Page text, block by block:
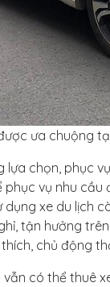
ưa chuộng
chọn, phục
vụ nhu
dụng xe du lịch
tận hưởng
chủ động
có thể thuê